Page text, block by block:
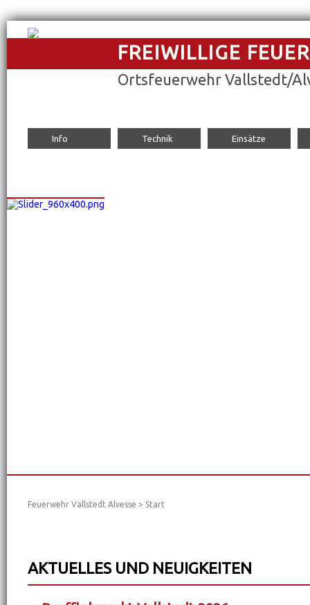
FREIWILLIGE
Ortsfeuerwehr Vallstedt/
überspringen
Info Technik Einsätze
Feuerwehr Vallstedt Alvesse > Start
AKTUELLES UND NEUIGKEITEN